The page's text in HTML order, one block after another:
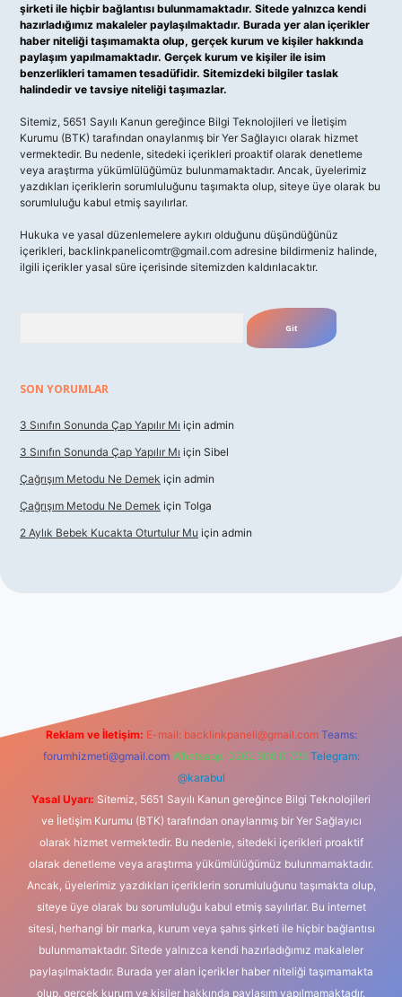
şirketi ile hiçbir bağlantısı bulunmamaktadır. Sitede yalnızca kendi
hazırladığımız makaleler paylaşılmaktadır. Burada yer alan içerikler
haber niteliği taşımamakta olup, gerçek kurum ve kişiler hakkında
paylaşım yapılmamaktadır. Gerçek kurum ve kişiler ile isim
benzerlikleri tamamen tesadüfidir. Sitemizdeki bilgiler taslak
halindedir ve tavsiye niteliği taşımazlar.
Sitemiz, 5651 Sayılı Kanun gereğince Bilgi Teknolojileri ve İletişim
Kurumu (BTK) tarafından onaylanmış bir Yer Sağlayıcı olarak hizmet
vermektedir. Bu nedenle, sitedeki içerikleri proaktif olarak denetleme
veya araştırma yükümlülüğümüz bulunmamaktadır. Ancak, üyelerimiz
yazdıkları içeriklerin sorumluluğunu taşımakta olup, siteye üye olarak bu
sorumluluğu kabul etmiş sayılırlar.
Hukuka ve yasal düzenlemelere aykırı olduğunu düşündüğünüz
içerikleri, backlinkpanelicomtr@gmail.com adresine bildirmeniz halinde,
ilgili içerikler yasal süre içerisinde sitemizden kaldırılacaktır.
SON YORUMLAR
3 Sınıfın Sonunda Çap Yapılır Mı için admin
3 Sınıfın Sonunda Çap Yapılır Mı için Sibel
Çağrışım Metodu Ne Demek için admin
Çağrışım Metodu Ne Demek için Tolga
2 Aylık Bebek Kucakta Oturtulur Mu için admin
Reklam ve İletişim: E-mail: backlinkpaneli@gmail.com Teams:
forumhizmeti@gmail.com Whatsapp: 0262 606 0 726 Telegram:
@karabul
Yasal Uyarı: Sitemiz, 5651 Sayılı Kanun gereğince Bilgi Teknolojileri
ve İletişim Kurumu (BTK) tarafından onaylanmış bir Yer Sağlayıcı
olarak hizmet vermektedir. Bu nedenle, sitedeki içerikleri proaktif
olarak denetleme veya araştırma yükümlülüğümüz bulunmamaktadır.
Ancak, üyelerimiz yazdıkları içeriklerin sorumluluğunu taşımakta olup,
siteye üye olarak bu sorumluluğu kabul etmiş sayılırlar. Bu internet
sitesi, herhangi bir marka, kurum veya şahıs şirketi ile hiçbir bağlantısı
bulunmamaktadır. Sitede yalnızca kendi hazırladığımız makaleler
paylaşılmaktadır. Burada yer alan içerikler haber niteliği taşımamakta
olup, gerçek kurum ve kişiler hakkında paylaşım yapılmamaktadır.